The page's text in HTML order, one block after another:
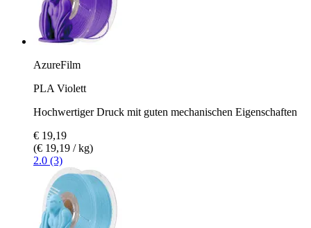
AzureFilm
PLA Violett
Hochwertiger Druck mit guten mechanischen Eigenschaften
€ 19,19
(€ 19,19 / kg)
2.0 (3)